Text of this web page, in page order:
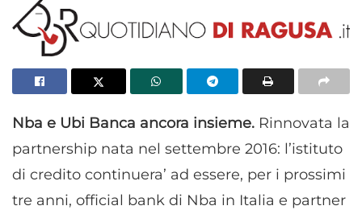
Nba e Ubi Banca ancora insieme. Rinnovata la
partnership nata nel settembre 2016: l’istituto
di credito continuera’ ad essere, per i prossimi
tre anni, official bank di Nba in Italia e partner